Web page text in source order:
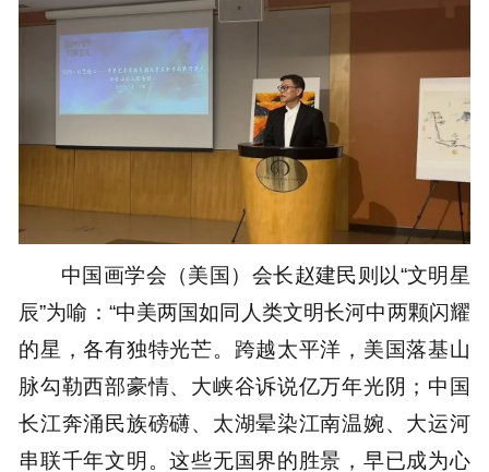
中国画学会（美国）会长赵建民则以“文明星
辰”为喻：“中美两国如同人类文明长河中两颗闪耀
的星，各有独特光芒。跨越太平洋，美国落基山
脉勾勒西部豪情、大峡谷诉说亿万年光阴；中国
长江奔涌民族磅礴、太湖晕染江南温婉、大运河
串联千年文明。这些无国界的胜景，早已成为心